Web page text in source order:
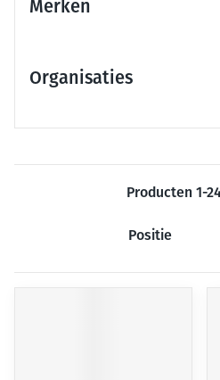
Merken
Organisaties
Producten 1-
Sorteer op: